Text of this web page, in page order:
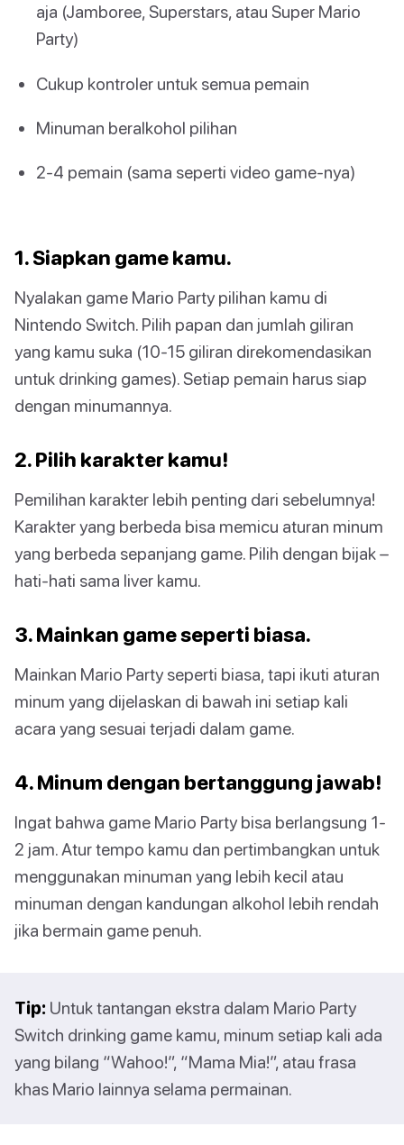
aja (Jamboree, Superstars, atau Super Mario
Party)
Cukup kontroler untuk semua pemain
Minuman beralkohol pilihan
2-4 pemain (sama seperti video game-nya)
1. Siapkan game kamu.
Nyalakan game Mario Party pilihan kamu di
Nintendo Switch. Pilih papan dan jumlah giliran
yang kamu suka (10-15 giliran direkomendasikan
untuk drinking games). Setiap pemain harus siap
dengan minumannya.
2. Pilih karakter kamu!
Pemilihan karakter lebih penting dari sebelumnya!
Karakter yang berbeda bisa memicu aturan minum
yang berbeda sepanjang game. Pilih dengan bijak –
hati-hati sama liver kamu.
3. Mainkan game seperti biasa.
Mainkan Mario Party seperti biasa, tapi ikuti aturan
minum yang dijelaskan di bawah ini setiap kali
acara yang sesuai terjadi dalam game.
4. Minum dengan bertanggung jawab!
Ingat bahwa game Mario Party bisa berlangsung 1-
2 jam. Atur tempo kamu dan pertimbangkan untuk
menggunakan minuman yang lebih kecil atau
minuman dengan kandungan alkohol lebih rendah
jika bermain game penuh.
Tip: Untuk tantangan ekstra dalam Mario Party
Switch drinking game kamu, minum setiap kali ada
yang bilang “Wahoo!”, “Mama Mia!”, atau frasa
khas Mario lainnya selama permainan.